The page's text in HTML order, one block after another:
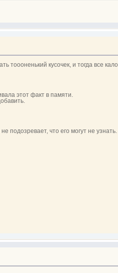
кусочек, и тогда все
этот факт в памяти.
подозревает, что его могут не